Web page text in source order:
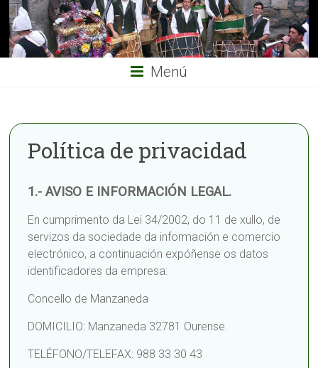
Menú
Política de privacidad
1.- AVISO E INFORMACIÓN LEGAL.
En cumprimento da Lei 34/2002, do 11 de xullo, de
servizos da sociedade da información e comercio
electrónico, a continuación expóñense os datos
identificadores da empresa:
Concello de Manzaneda
DOMICILIO: Manzaneda 32781 Ourense.
TELÉFONO/TELEFAX: 988 33 30 43